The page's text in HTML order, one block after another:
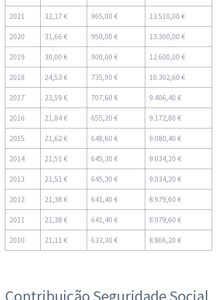
2021 32,17 € 965,00 € 13.510,00 €
2020 31,66 € 950,00 € 13.300,00 €
2019 30,00 € 900,00 € 12.600,00 €
2018 24,53 € 735,90 € 10.302,60 €
2017 23,59 € 707,60 € 9.406,40 €
2016 21,84 € 655,20 € 9.172,80 €
2015 21,62 € 648,60 € 9.080,40 €
2014 21,51 € 645,30 € 9.034,20 €
2013 21,51 € 645,30 € 9.034,20 €
2012 21,38 € 641,40 € 8.979,60 €
2011 21,38 € 641,40 € 8.979,60 €
2010 21,11 € 633,30 € 8.866,20 €
Contribuição Seguridade Social